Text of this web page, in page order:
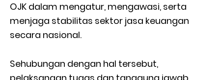
OJK dalam mengatur, mengawasi, serta
menjaga stabilitas sektor jasa keuangan
secara nasional.
Sehubungan dengan hal tersebut,